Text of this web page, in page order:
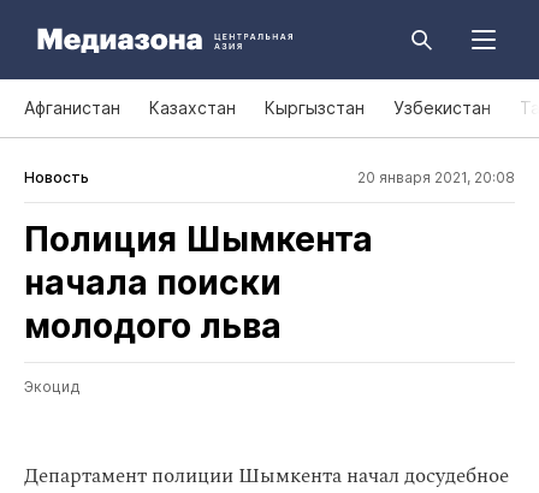
Афганистан Казахстан Кыргызстан Узбекистан
Новость 20 января 2021, 20:08
Полиция Шымкента
начала поиски
молодого льва
Экоцид
Департамент полиции Шымкента начал досудебное